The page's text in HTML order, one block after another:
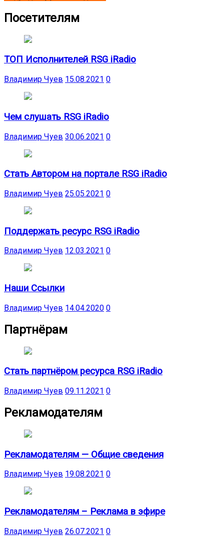
Посетителям
ТОП Исполнителей RSG iRadio
Владимир Чуев 15.08.2021 0
Чем слушать RSG iRadio
Владимир Чуев 30.06.2021 0
Стать Автором на портале RSG iRadio
Владимир Чуев 25.05.2021 0
Поддержать ресурс RSG iRadio
Владимир Чуев 12.03.2021 0
Наши Ссылки
Владимир Чуев 14.04.2020 0
Партнёрам
Стать партнёром ресурса RSG iRadio
Владимир Чуев 09.11.2021 0
Рекламодателям
Рекламодателям — Общие сведения
Владимир Чуев 19.08.2021 0
Рекламодателям – Реклама в эфире
Владимир Чуев 26.07.2021 0